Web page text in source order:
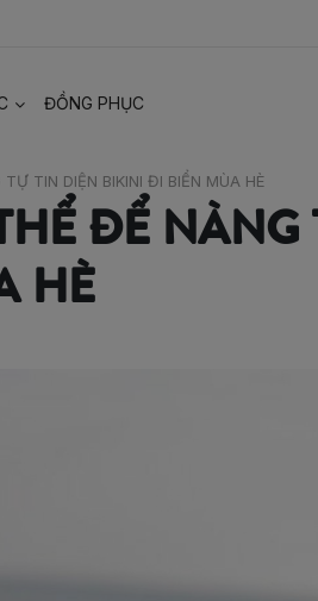
ĐỒNG PHỤC
TIN DIỆN BIKINI ĐI BIỂN MÙA HÈ
ĐỂ NÀNG
HÈ